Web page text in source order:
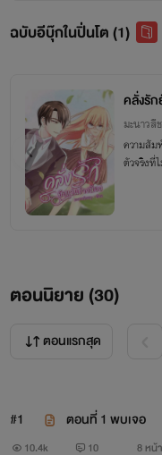
ฉบับอีบุ๊กในปิ่นโต (1)
คลั่งรัก
มะนาวสี
ความสัม
ตัวจริงที่
ตอนนิยาย (30)
ตอนแรกสุด
#1 ตอนที่ 1 พบเจอ
10.4k 10 8 หน้า